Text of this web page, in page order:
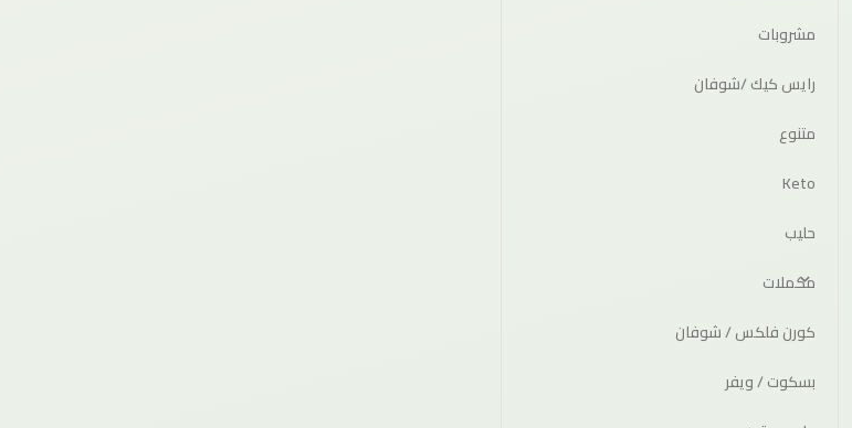
مشروبات
رايس كيك /شوفان
متنوع
Keto
حليب
مكملات
كورن فلكس / شوفان
بسكوت / ويفر